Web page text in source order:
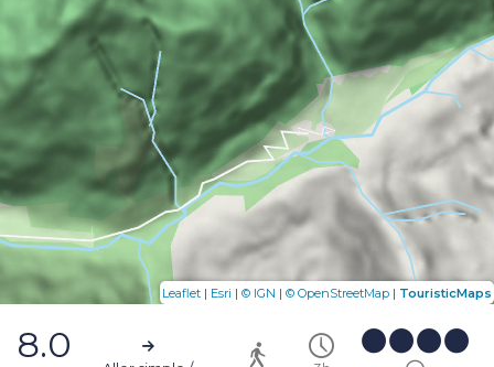
8.0
Leaflet | Esri | © IGN | © OpenStreetMap | TouristicMaps